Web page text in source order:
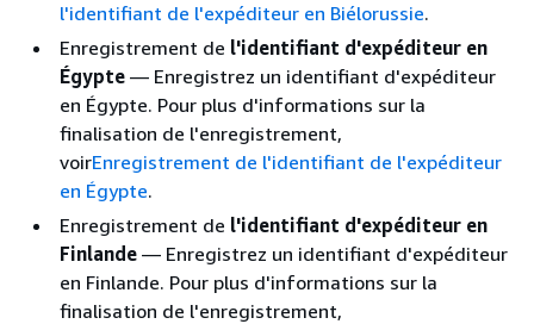
l'identifiant de l'expéditeur en Biélorussie.
Enregistrement de l'identifiant d'expéditeur en
Égypte — Enregistrez un identifiant d'expéditeur
en Égypte. Pour plus d'informations sur la
finalisation de l'enregistrement,
voirEnregistrement de l'identifiant de l'expéditeur
en Égypte.
Enregistrement de l'identifiant d'expéditeur en
Finlande — Enregistrez un identifiant d'expéditeur
en Finlande. Pour plus d'informations sur la
finalisation de l'enregistrement,